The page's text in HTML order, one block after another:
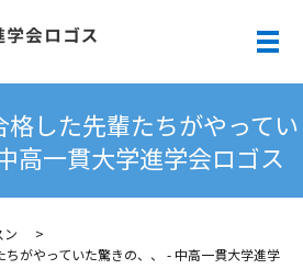
メ
した先輩たちがやってい
高一貫大学進学会ロゴス
ン
がやっていた驚きの、、 - 中高一貫大学進学